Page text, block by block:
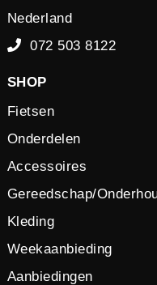
Nederland
072 503 8122
SHOP
Fietsen
Onderdelen
Accessoires
Gereedschap/
Kleding
Weekaanbieding
Aanbiedingen